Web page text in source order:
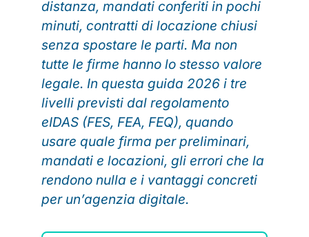
distanza, mandati conferiti in pochi
minuti, contratti di locazione chiusi
senza spostare le parti. Ma non
tutte le firme hanno lo stesso valore
legale. In questa guida 2026 i tre
livelli previsti dal regolamento
eIDAS (FES, FEA, FEQ), quando
usare quale firma per preliminari,
mandati e locazioni, gli errori che la
rendono nulla e i vantaggi concreti
per un’agenzia digitale.